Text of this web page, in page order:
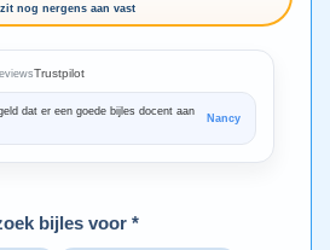
nog nergens aan vast
Trustpilot
dat er een goede bijles docent aan
Nancy
bijles voor *